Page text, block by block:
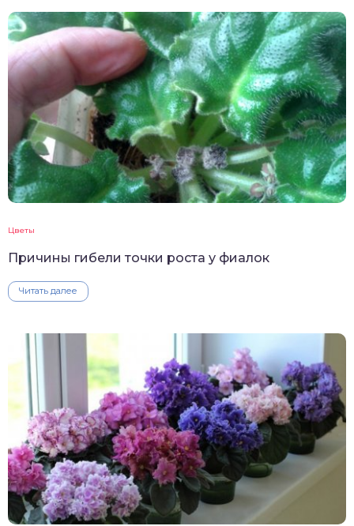
Цветы
Причины гибели точки роста у фиалок
Читать далее